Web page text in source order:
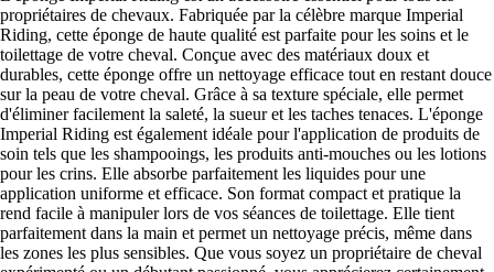
propriétaires de chevaux. Fabriquée par la célèbre marque Imperial
Riding, cette éponge de haute qualité est parfaite pour les soins et le
toilettage de votre cheval. Conçue avec des matériaux doux et
durables, cette éponge offre un nettoyage efficace tout en restant douce
sur la peau de votre cheval. Grâce à sa texture spéciale, elle permet
d'éliminer facilement la saleté, la sueur et les taches tenaces. L'éponge
Imperial Riding est également idéale pour l'application de produits de
soin tels que les shampooings, les produits anti-mouches ou les lotions
pour les crins. Elle absorbe parfaitement les liquides pour une
application uniforme et efficace. Son format compact et pratique la
rend facile à manipuler lors de vos séances de toilettage. Elle tient
parfaitement dans la main et permet un nettoyage précis, même dans
les zones les plus sensibles. Que vous soyez un propriétaire de cheval